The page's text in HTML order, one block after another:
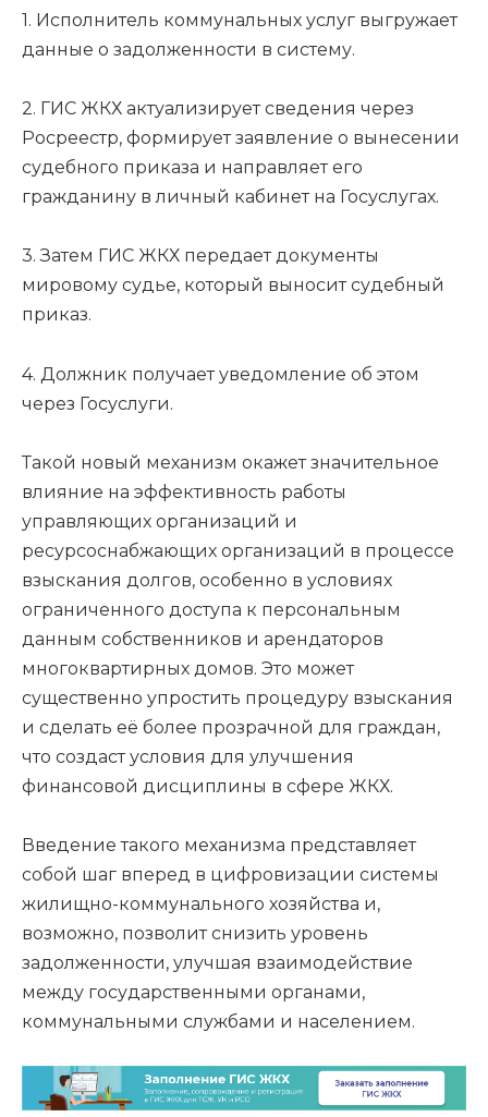
1. Исполнитель коммунальных услуг выгружает
данные о задолженности в систему.
2. ГИС ЖКХ актуализирует сведения через
Росреестр, формирует заявление о вынесении
судебного приказа и направляет его
гражданину в личный кабинет на Госуслугах.
3. Затем ГИС ЖКХ передает документы
мировому судье, который выносит судебный
приказ.
4. Должник получает уведомление об этом
через Госуслуги.
Такой новый механизм окажет значительное
влияние на эффективность работы
управляющих организаций и
ресурсоснабжающих организаций в процессе
взыскания долгов, особенно в условиях
ограниченного доступа к персональным
данным собственников и арендаторов
многоквартирных домов. Это может
существенно упростить процедуру взыскания
и сделать её более прозрачной для граждан,
что создаст условия для улучшения
финансовой дисциплины в сфере ЖКХ.
Введение такого механизма представляет
собой шаг вперед в цифровизации системы
жилищно-коммунального хозяйства и,
возможно, позволит снизить уровень
задолженности, улучшая взаимодействие
между государственными органами,
коммунальными службами и населением.